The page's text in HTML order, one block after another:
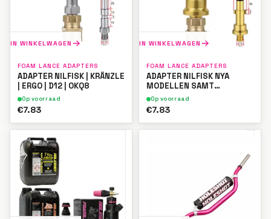
IN WINKELWAGEN
FOAM LANCE ADAPTERS
ADAPTER NILFISK | KRÄNZLE
| ERGO | D12 | OKQ8
Op voorraad
€7.83
IN WINKELWAGEN
FOAM LANCE ADAPTERS
ADAPTER NILFISK NYA
MODELLEN SAMT
HUSQVARNA
Op voorraad
€7.83